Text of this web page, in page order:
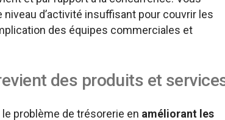
d’activité insuffisant pour couvrir les
des équipes commerciales et
des produits et
problème de trésorerie en améliorant les